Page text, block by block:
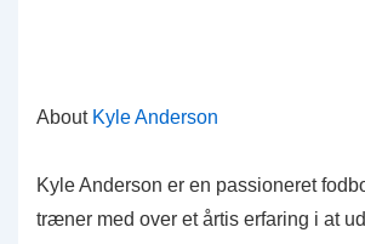
About Kyle Anderson
Kyle Anderson er en passioneret
træner med over et årtis erfaring i at